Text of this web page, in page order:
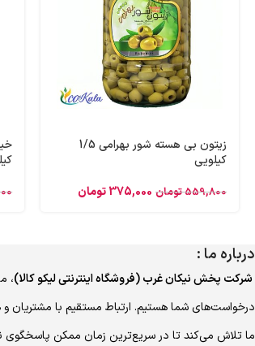
زیتون بی هسته شور بهرامی 1/5
کیلویی
559,800تومان 375,000تومان
درباره ما :
شرکت پخش نیکان غرب (فروشگاه اینترنتی لیکو کالا)،
درخواست‌های شما هستیم. ارتباط مستقیم با مشتریان
ما تلاش می‌کند تا در سریع‌ترین زمان ممکن پاسخگوی